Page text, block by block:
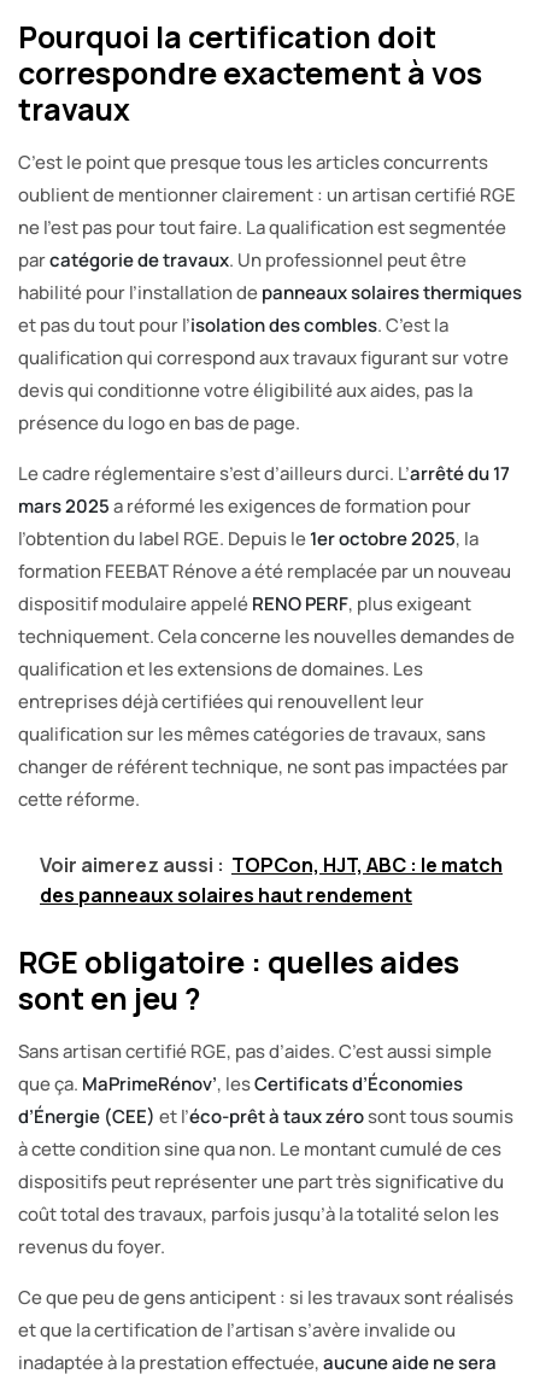
Pourquoi la certification doit
correspondre exactement à vos
travaux
C’est le point que presque tous les articles concurrents
oublient de mentionner clairement : un artisan certifié RGE
ne l’est pas pour tout faire. La qualification est segmentée
parcatégorie de travaux. Un professionnel peut être
habilité pour l’installation depanneaux solaires thermiques
et pas du tout pour l’isolation des combles. C’est la
qualification qui correspond aux travaux figurant sur votre
devis qui conditionne votre éligibilité aux aides, pas la
présence du logo en bas de page.
Le cadre réglementaire s’est d’ailleurs durci. L’arrêté du 17
mars 2025a réformé les exigences de formation pour
l’obtention du label RGE. Depuis le1er octobre 2025, la
formation FEEBAT Rénove a été remplacée par un nouveau
dispositif modulaire appeléRENO PERF, plus exigeant
techniquement. Cela concerne les nouvelles demandes de
qualification et les extensions de domaines. Les
entreprises déjà certifiées qui renouvellent leur
qualification sur les mêmes catégories de travaux, sans
changer de référent technique, ne sont pas impactées par
cette réforme.
Voir aimerez aussi : TOPCon, HJT, ABC : le match
des panneaux solaires haut rendement
RGE obligatoire : quelles aides
sont en jeu ?
Sans artisan certifié RGE, pas d’aides. C’est aussi simple
que ça. MaPrimeRénov’, lesCertificats d’Économies
d’Énergie (CEE) et l’éco-prêt à taux zérosont tous soumis
à cette condition sine qua non. Le montant cumulé de ces
dispositifs peut représenter une part très significative du
coût total des travaux, parfois jusqu’à la totalité selon les
revenus du foyer.
Ce que peu de gens anticipent : si les travaux sont réalisés
et que la certification de l’artisan s’avère invalide ou
inadaptée à la prestation effectuée,aucune aide ne sera